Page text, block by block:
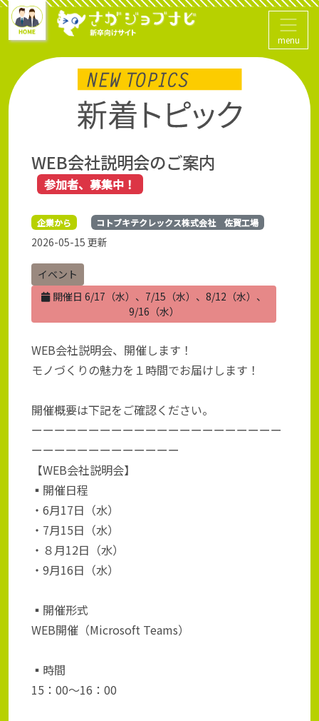
menu
WEB会社説明会のご案内
参加者、募集中！
企業から コトブキテクレックス株式会社 佐賀工場
2026-05-15 更新
イベント
開催日 6/17（水）、7/15（水）、8/12（水）、
9/16（水）
WEB会社説明会、開催します！
モノづくりの魅力を１時間でお届けします！
開催概要は下記をご確認ください。
ーーーーーーーーーーーーーーーーーーーーーー
ーーーーーーーーーーーーー
【WEB会社説明会】
▪️開催日程
・6月17日（水）
・7月15日（水）
・８月12日（水）
・9月16日（水）
▪️開催形式
WEB開催（Microsoft Teams）
▪️時間
15：00〜16：00